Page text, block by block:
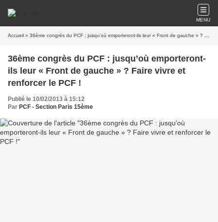
MENU
Accueil » 36ème congrès du PCF : jusqu’où emporteront-ils leur « Front de gauche » ? Faire vivre et renforcer le PCF !
36ème congrès du PCF : jusqu’où emporteront-
ils leur « Front de gauche » ? Faire vivre et
renforcer le PCF !
Publié le 10/02/2013 à 15:12
Par PCF - Section Paris 15ème